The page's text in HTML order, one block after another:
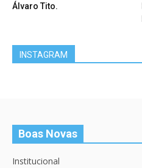
Álvaro Tito.
INSTAGRAM
Boas Novas
Institucional